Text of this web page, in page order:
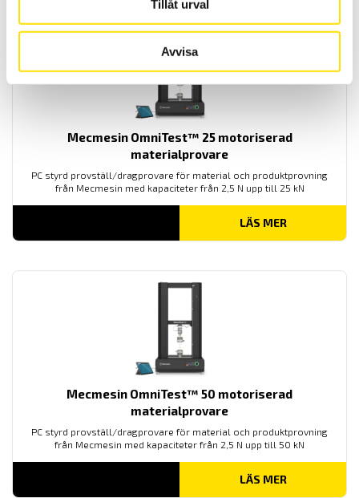
Tillåt urval
Avvisa
Mecmesin OmniTest™ 25 motoriserad
materialprovare
PC styrd provställ/dragprovare för material och produktprovning
från Mecmesin med kapaciteter från 2,5 N upp till 25 kN
LÄS MER
Mecmesin OmniTest™ 50 motoriserad
materialprovare
PC styrd provställ/dragprovare för material och produktprovning
från Mecmesin med kapaciteter från 2,5 N upp till 50 kN
LÄS MER